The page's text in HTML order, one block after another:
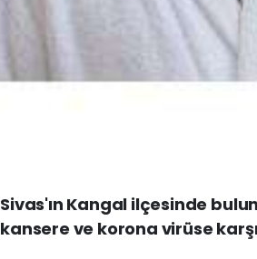
Sivas'ın Kangal ilçesinde
kansere ve korona virüse